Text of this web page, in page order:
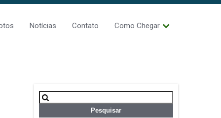
Notícias Contato Como Chegar
Pesquisar
por: